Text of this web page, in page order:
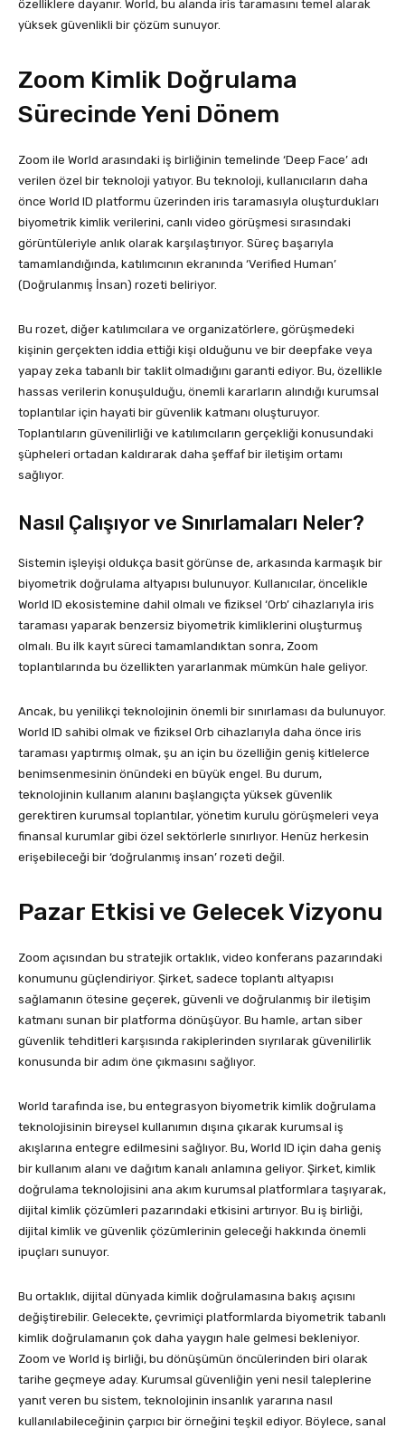
özelliklere dayanır. World, bu alanda iris taramasını temel alarak
yüksek güvenlikli bir çözüm sunuyor.
Zoom Kimlik Doğrulama
Sürecinde Yeni Dönem
Zoom ile World arasındaki iş birliğinin temelinde ‘Deep Face’ adı
verilen özel bir teknoloji yatıyor. Bu teknoloji, kullanıcıların daha
önce World ID platformu üzerinden iris taramasıyla oluşturdukları
biyometrik kimlik verilerini, canlı video görüşmesi sırasındaki
görüntüleriyle anlık olarak karşılaştırıyor. Süreç başarıyla
tamamlandığında, katılımcının ekranında ‘Verified Human’
(Doğrulanmış İnsan) rozeti beliriyor.
Bu rozet, diğer katılımcılara ve organizatörlere, görüşmedeki
kişinin gerçekten iddia ettiği kişi olduğunu ve bir deepfake veya
yapay zeka tabanlı bir taklit olmadığını garanti ediyor. Bu, özellikle
hassas verilerin konuşulduğu, önemli kararların alındığı kurumsal
toplantılar için hayati bir güvenlik katmanı oluşturuyor.
Toplantıların güvenilirliği ve katılımcıların gerçekliği konusundaki
şüpheleri ortadan kaldırarak daha şeffaf bir iletişim ortamı
sağlıyor.
Nasıl Çalışıyor ve Sınırlamaları Neler?
Sistemin işleyişi oldukça basit görünse de, arkasında karmaşık bir
biyometrik doğrulama altyapısı bulunuyor. Kullanıcılar, öncelikle
World ID ekosistemine dahil olmalı ve fiziksel ‘Orb’ cihazlarıyla iris
taraması yaparak benzersiz biyometrik kimliklerini oluşturmuş
olmalı. Bu ilk kayıt süreci tamamlandıktan sonra, Zoom
toplantılarında bu özellikten yararlanmak mümkün hale geliyor.
Ancak, bu yenilikçi teknolojinin önemli bir sınırlaması da bulunuyor.
World ID sahibi olmak ve fiziksel Orb cihazlarıyla daha önce iris
taraması yaptırmış olmak, şu an için bu özelliğin geniş kitlelerce
benimsenmesinin önündeki en büyük engel. Bu durum,
teknolojinin kullanım alanını başlangıçta yüksek güvenlik
gerektiren kurumsal toplantılar, yönetim kurulu görüşmeleri veya
finansal kurumlar gibi özel sektörlerle sınırlıyor. Henüz herkesin
erişebileceği bir ‘doğrulanmış insan’ rozeti değil.
Pazar Etkisi ve Gelecek Vizyonu
Zoom açısından bu stratejik ortaklık, video konferans pazarındaki
konumunu güçlendiriyor. Şirket, sadece toplantı altyapısı
sağlamanın ötesine geçerek, güvenli ve doğrulanmış bir iletişim
katmanı sunan bir platforma dönüşüyor. Bu hamle, artan siber
güvenlik tehditleri karşısında rakiplerinden sıyrılarak güvenilirlik
konusunda bir adım öne çıkmasını sağlıyor.
World tarafında ise, bu entegrasyon biyometrik kimlik doğrulama
teknolojisinin bireysel kullanımın dışına çıkarak kurumsal iş
akışlarına entegre edilmesini sağlıyor. Bu, World ID için daha geniş
bir kullanım alanı ve dağıtım kanalı anlamına geliyor. Şirket, kimlik
doğrulama teknolojisini ana akım kurumsal platformlara taşıyarak,
dijital kimlik çözümleri pazarındaki etkisini artırıyor. Bu iş birliği,
dijital kimlik ve güvenlik çözümlerinin geleceği hakkında önemli
ipuçları sunuyor.
Bu ortaklık, dijital dünyada kimlik doğrulamasına bakış açısını
değiştirebilir. Gelecekte, çevrimiçi platformlarda biyometrik tabanlı
kimlik doğrulamanın çok daha yaygın hale gelmesi bekleniyor.
Zoom ve World iş birliği, bu dönüşümün öncülerinden biri olarak
tarihe geçmeye aday. Kurumsal güvenliğin yeni nesil taleplerine
yanıt veren bu sistem, teknolojinin insanlık yararına nasıl
kullanılabileceğinin çarpıcı bir örneğini teşkil ediyor. Böylece, sanal